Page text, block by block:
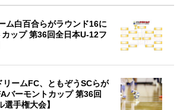
ム白百合らがラウンド16に
ップ 第36回全日本U-12フ
ームFC、ともぞうSCらが
バーモントカップ 第36回
手権大会】